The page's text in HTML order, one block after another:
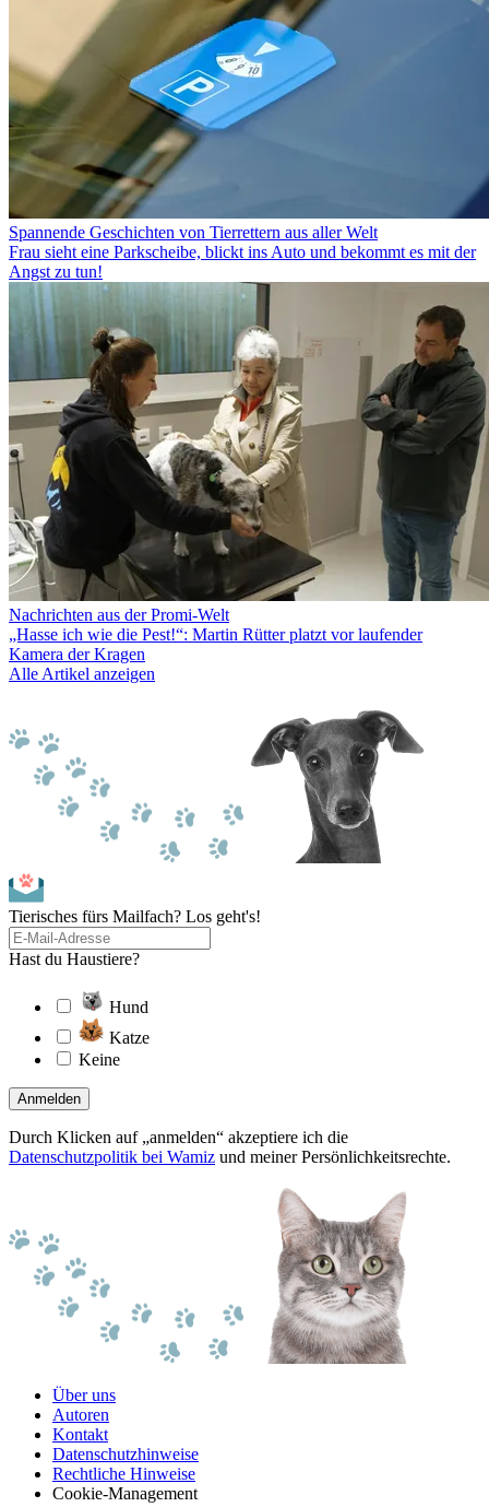
Spannende Geschichten von Tierrettern aus aller Welt
Frau sieht eine Parkscheibe, blickt ins Auto und bekommt es mit der
Angst zu tun!
Nachrichten aus der Promi-Welt
„Hasse ich wie die Pest!“: Martin Rütter platzt vor laufender
Kamera der Kragen
Alle Artikel anzeigen
Tierisches fürs Mailfach? Los geht's!
Hast du Haustiere?
Hund
Katze
Keine
Anmelden
Durch Klicken auf „anmelden“ akzeptiere ich die
Datenschutzpolitik bei Wamiz und meiner Persönlichkeitsrechte.
Über uns
Autoren
Kontakt
Datenschutzhinweise
Rechtliche Hinweise
Cookie-Management